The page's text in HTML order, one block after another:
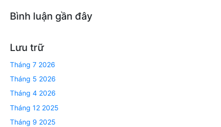
Bình luận gần đây
Lưu trữ
Tháng 7 2026
Tháng 5 2026
Tháng 4 2026
Tháng 12 2025
Tháng 9 2025